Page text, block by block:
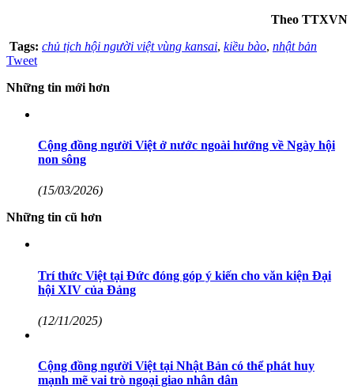
Theo TTXVN
Tags: chủ tịch hội người việt vùng kansai, kiều bào, nhật bản
Tweet
Những tin mới hơn
Cộng đồng người Việt ở nước ngoài hướng về Ngày hội
non sông
(15/03/2026)
Những tin cũ hơn
Trí thức Việt tại Đức đóng góp ý kiến cho văn kiện Đại
hội XIV của Đảng
(12/11/2025)
Cộng đồng người Việt tại Nhật Bản có thể phát huy
mạnh mẽ vai trò ngoại giao nhân dân